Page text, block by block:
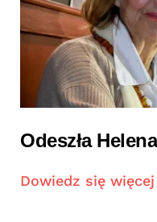
Odeszła
Dowiedz się więcej